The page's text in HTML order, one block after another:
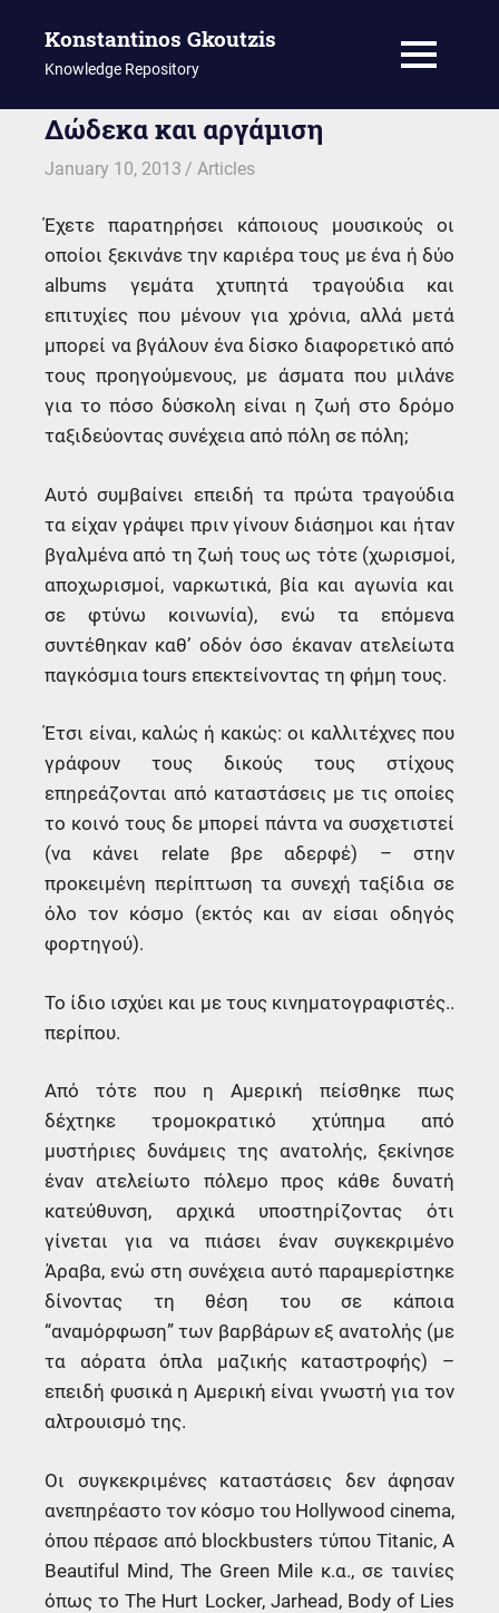
content
Konstantinos Gkoutzis
Knowledge Repository MENU
Δώδεκα και αργάμιση
January 10, 2013 kgk
Articles
Έχετε παρατηρήσει κάποιους μουσικούς οι
οποίοι ξεκινάνε την καριέρα τους με ένα ή δύο
albums γεμάτα χτυπητά τραγούδια και
επιτυχίες που μένουν για χρόνια, αλλά μετά
μπορεί να βγάλουν ένα δίσκο διαφορετικό από
τους προηγούμενους, με άσματα που μιλάνε
για το πόσο δύσκολη είναι η ζωή στο δρόμο
ταξιδεύοντας συνέχεια από πόλη σε πόλη;
Αυτό συμβαίνει επειδή τα πρώτα τραγούδια
τα είχαν γράψει πριν γίνουν διάσημοι και ήταν
βγαλμένα από τη ζωή τους ως τότε (χωρισμοί,
αποχωρισμοί, ναρκωτικά, βία και αγωνία και
σε φτύνω κοινωνία), ενώ τα επόμενα
συντέθηκαν καθ’ οδόν όσο έκαναν ατελείωτα
παγκόσμια tours επεκτείνοντας τη φήμη τους.
Έτσι είναι, καλώς ή κακώς: οι καλλιτέχνες που
γράφουν τους δικούς τους στίχους
επηρεάζονται από καταστάσεις με τις οποίες
το κοινό τους δε μπορεί πάντα να συσχετιστεί
(να κάνει relate βρε αδερφέ) – στην
προκειμένη περίπτωση τα συνεχή ταξίδια σε
όλο τον κόσμο (εκτός και αν είσαι οδηγός
φορτηγού).
Το ίδιο ισχύει και με τους κινηματογραφιστές..
περίπου.
Από τότε που η Αμερική πείσθηκε πως
δέχτηκε τρομοκρατικό χτύπημα από
μυστήριες δυνάμεις της ανατολής, ξεκίνησε
έναν ατελείωτο πόλεμο προς κάθε δυνατή
κατεύθυνση, αρχικά υποστηρίζοντας ότι
γίνεται για να πιάσει έναν συγκεκριμένο
Άραβα, ενώ στη συνέχεια αυτό παραμερίστηκε
δίνοντας τη θέση του σε κάποια
“αναμόρφωση” των βαρβάρων εξ ανατολής (με
τα αόρατα όπλα μαζικής καταστροφής) –
επειδή φυσικά η Αμερική είναι γνωστή για τον
αλτρουισμό της.
Οι συγκεκριμένες καταστάσεις δεν άφησαν
ανεπηρέαστο τον κόσμο του Hollywood cinema,
όπου πέρασε από blockbusters τύπου Titanic, A
Beautiful Mind, The Green Mile κ.α., σε ταινίες
όπως το The Hurt Locker, Jarhead, Body of Lies